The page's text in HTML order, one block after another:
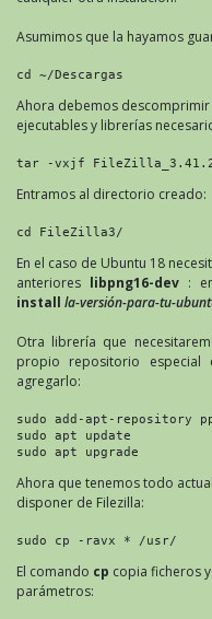
Asumimos que la hayamos
cd ~/Descargas
Ahora debemos
ejecutables y librerías
tar -vxjf
Entramos al directorio creado:
cd FileZilla3/
En el caso de Ubuntu 18
anteriores libpng16-dev :
install la-versión-para-tu-
Otra librería que
propio repositorio especial
agregarlo:
sudo add-apt-repository
sudo apt update
sudo apt upgrade
Ahora que tenemos todo
disponer de Filezilla:
sudo cp -ravx * /usr/
El comando cp copia ficheros
parámetros: